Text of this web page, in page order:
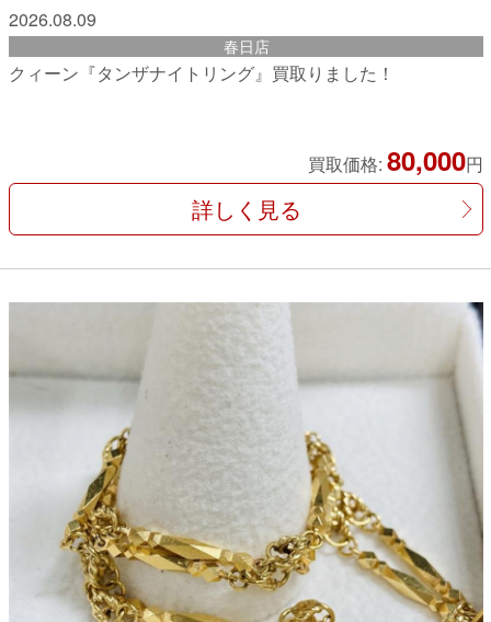
2026.08.09
春日店
クィーン『タンザナイトリング』買取りました！
買取価格: 80,000円
詳しく見る